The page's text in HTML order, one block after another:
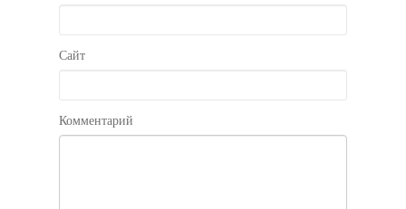
Сайт
Комментарий